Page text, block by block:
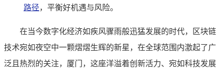
路径，平衡好机遇与风险。
在当今数字化经济如疾风骤雨般迅猛发展的时代，区块链
技术宛如夜空中一颗熠熠生辉的新星，在全球范围内激起了广
泛且热烈的关注，厦门，这座洋溢着创新活力、宛如科技发展